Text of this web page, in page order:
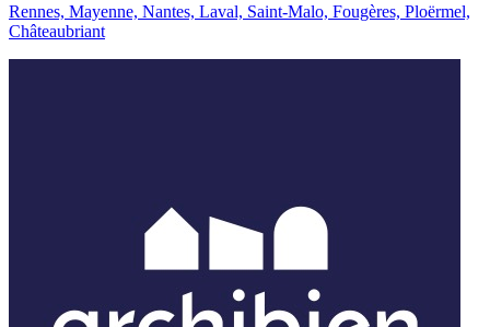
Rennes, Mayenne, Nantes, Laval, Saint-Malo, Fougères, Ploërmel,
Châteaubriant